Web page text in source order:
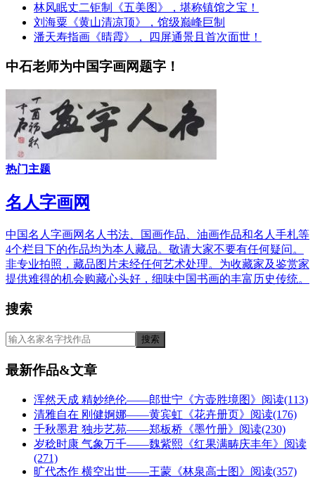
林风眠丈二钜制《五美图》，堪称镇馆之宝！
刘海粟《黄山清凉顶》，馆级巅峰巨制
潘天寿指画《晴霞》， 四屏通景且首次面世！
中石老师为中国字画网题字！
热门主题
名人字画网
中国名人字画网名人书法、国画作品、油画作品和名人手札等
4个栏目下的作品均为本人藏品。敬请大家不要有任何疑问。
非专业拍照，藏品图片未经任何艺术处理。为收藏家及鉴赏家
提供难得的机会购藏心头好，细味中国书画的丰富历史传统。
搜索
最新作品&文章
浑然天成 精妙绝伦——郎世宁《方壶胜境图》 阅读(113)
清雅自在 刚健婀娜——黄宾虹《花卉册页》 阅读(176)
千秋墨君 独步艺苑——郑板桥《墨竹册》 阅读(230)
岁稔时康 气象万千——魏紫熙《红果满畴庆丰年》 阅读
(271)
旷代杰作 横空出世——王蒙《林泉高士图》 阅读(357)